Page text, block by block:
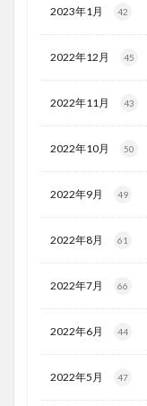
2023年1月 42
2022年12月 45
2022年11月 43
2022年10月 50
2022年9月 49
2022年8月 61
2022年7月 66
2022年6月 44
2022年5月 47